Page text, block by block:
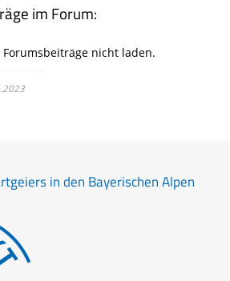
im Forum:
nicht laden.
in den Bayerischen Alpen